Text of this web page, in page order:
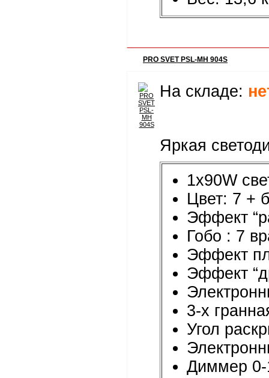
PRO SVET PSL-MH 904S
На складе:
Яркая
1x90W
Цвет: 7 +
Эффект
Гобо : 7
Эффект
Эффект
3-х
Угол
Диммер 0-